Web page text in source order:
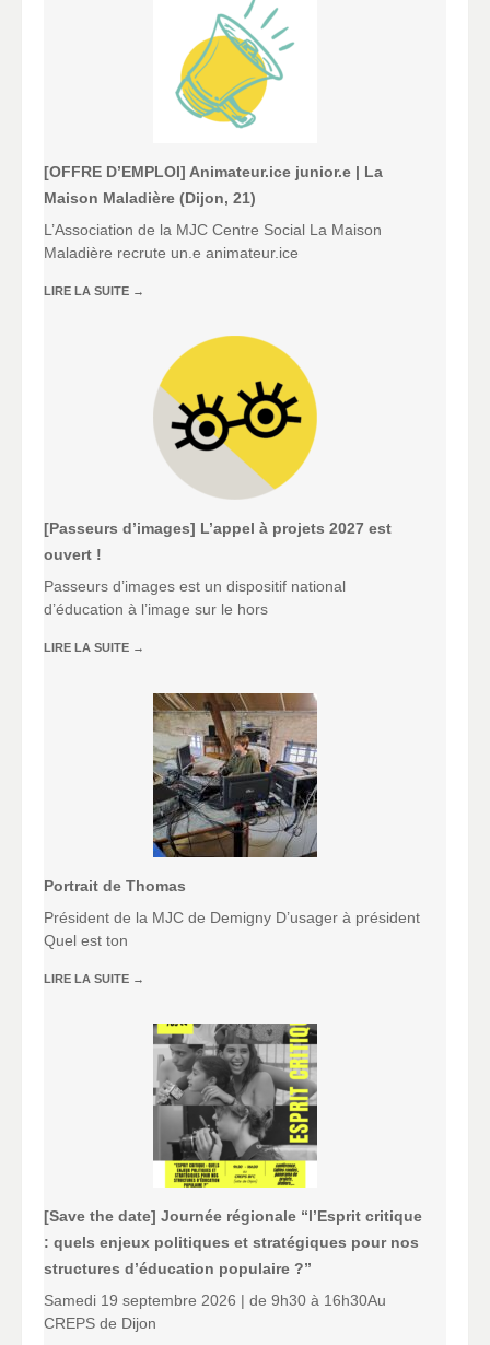
[OFFRE D’EMPLOI] Animateur.ice junior.e | La
Maison Maladière (Dijon, 21)
L’Association de la MJC Centre Social La Maison
Maladière recrute un.e animateur.ice
LIRE LA SUITE →
[Passeurs d’images] L’appel à projets 2027 est
ouvert !
Passeurs d’images est un dispositif national
d’éducation à l’image sur le hors
LIRE LA SUITE →
Portrait de Thomas
Président de la MJC de Demigny D’usager à président
Quel est ton
LIRE LA SUITE →
[Save the date] Journée régionale “l’Esprit critique
: quels enjeux politiques et stratégiques pour nos
structures d’éducation populaire ?”
Samedi 19 septembre 2026 | de 9h30 à 16h30Au
CREPS de Dijon